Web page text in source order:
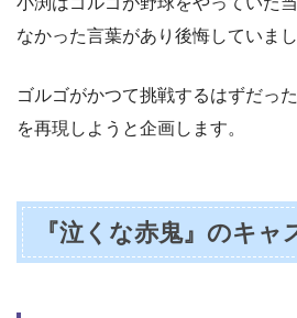
なかった言葉があり後悔していまし
ゴルゴがかつて挑戦するはずだっ
を再現しようと企画します。
『泣くな赤鬼』のキャ